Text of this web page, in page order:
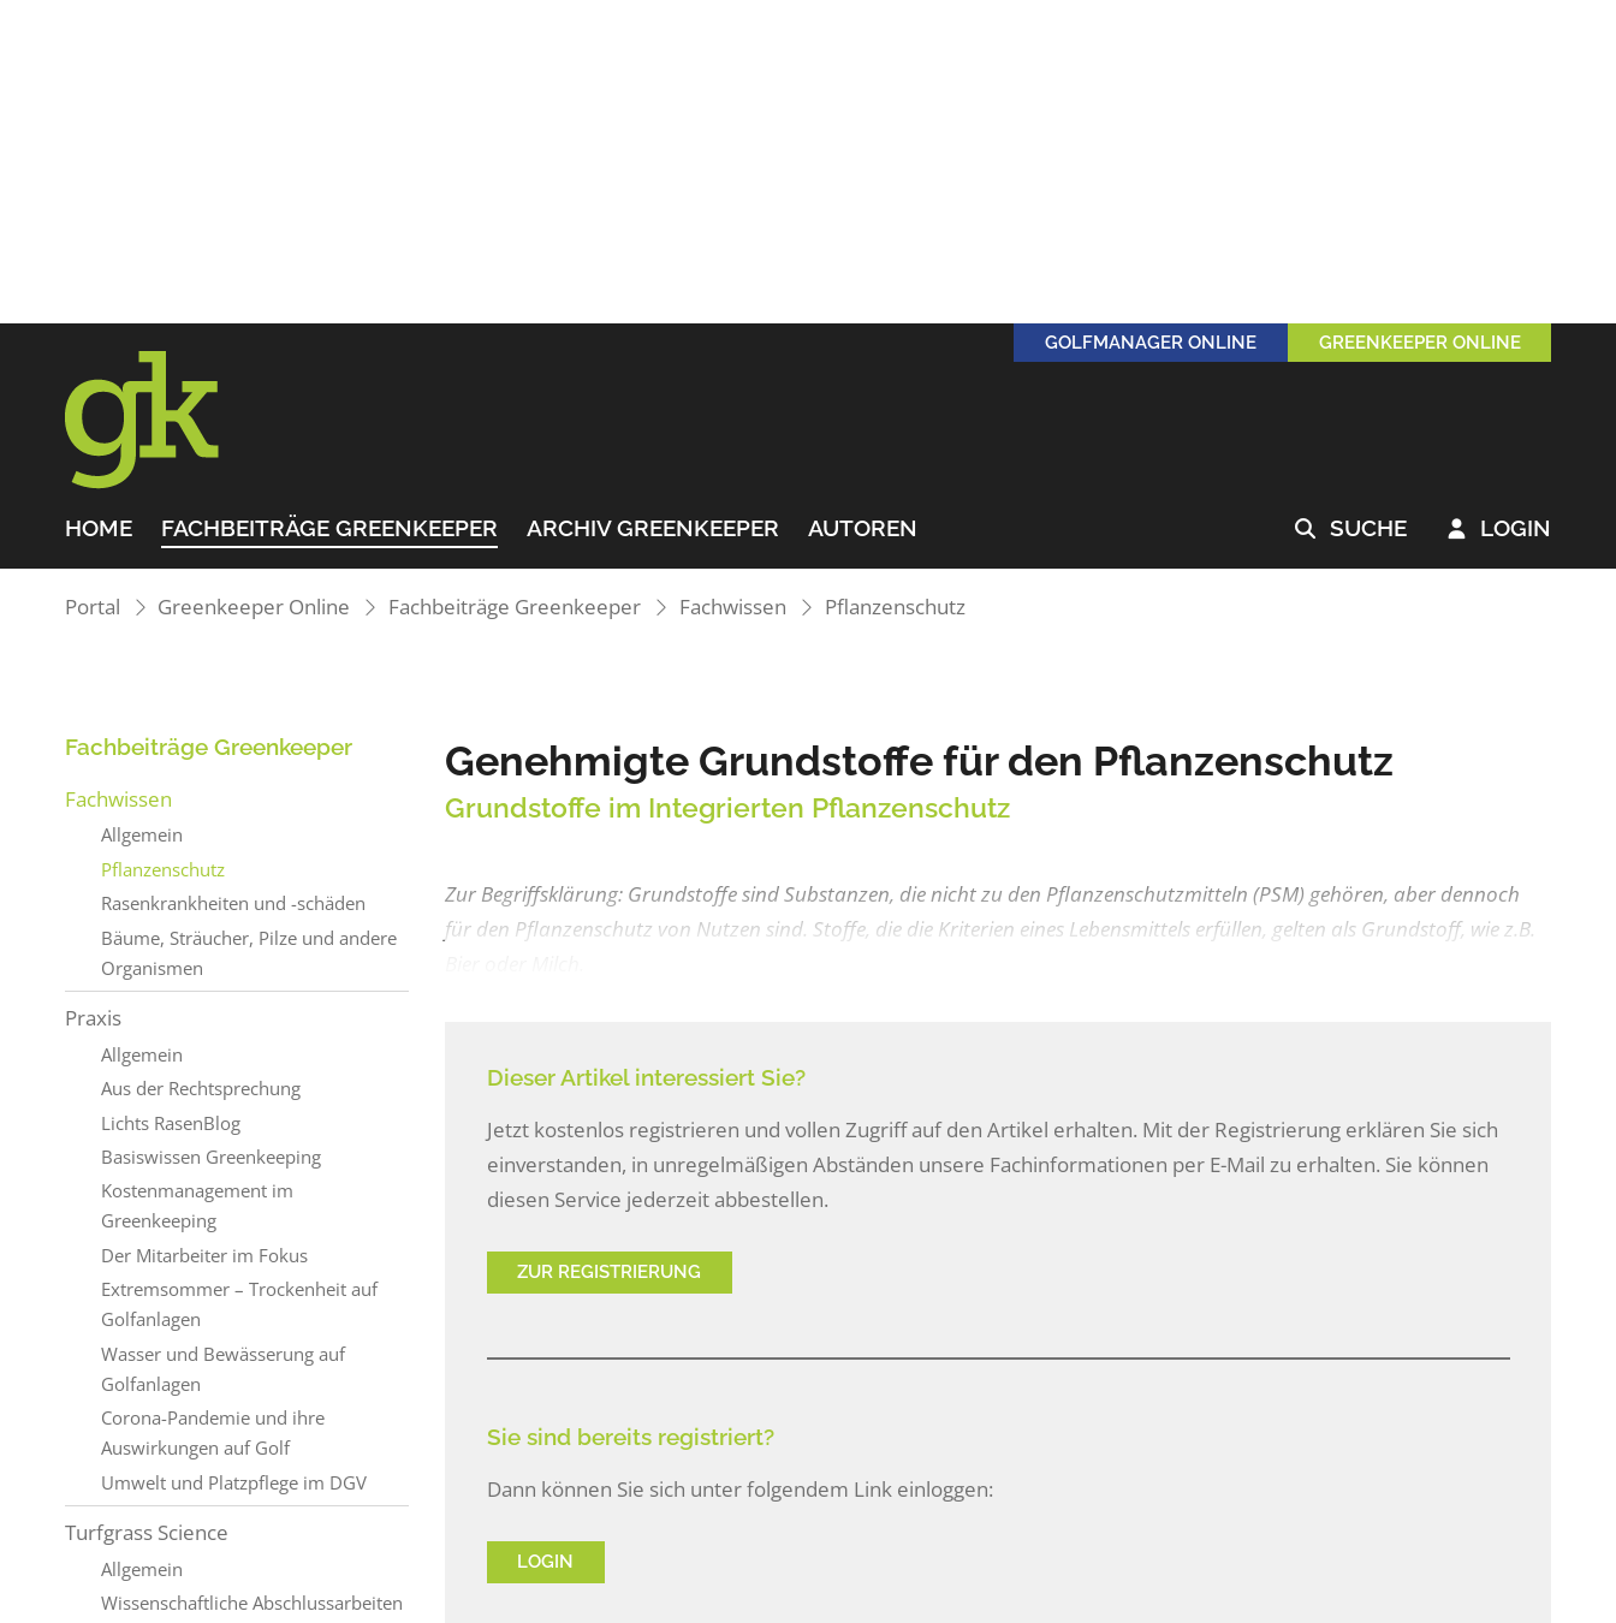
GOLFMANAGER ONLINE GREENKEEPER ONLINE
HOME FACHBEITRÄGE GREENKEEPER ARCHIV GREENKEEPER AUTOREN  SUCHE  LOGIN
Portal Greenkeeper Online Fachbeiträge Greenkeeper Fachwissen Pflanzenschutz
Genehmigte Grundstoffe für den Pflanzenschutz
Grundstoffe im Integrierten Pflanzenschutz
Zur Begriffsklärung: Grundstoffe sind Substanzen, die nicht zu den Pflanzenschutzmitteln (PSM) gehören, aber dennoch
für den Pflanzenschutz von Nutzen sind. Stoffe, die die Kriterien eines Lebensmittels erfüllen, gelten als Grundstoff, wie z.B.
Dieser Artikel interessiert Sie?
Jetzt kostenlos registrieren und vollen Zugriff auf den Artikel erhalten. Mit der Registrierung erklären Sie sich
einverstanden, in unregelmäßigen Abständen unsere Fachinformationen per E-Mail zu erhalten. Sie können
diesen Service jederzeit abbestellen.
ZUR REGISTRIERUNG
Sie sind bereits registriert?
Dann können Sie sich unter folgendem Link einloggen:
LOGIN
Fachbeiträge Greenkeeper
Fachwissen
Allgemein
Pflanzenschutz
Rasenkrankheiten und -schäden
Bäume, Sträucher, Pilze und andere
Organismen
Praxis
Allgemein
Aus der Rechtsprechung
Lichts RasenBlog
Basiswissen Greenkeeping
Kostenmanagement im
Greenkeeping
Der Mitarbeiter im Fokus
Extremsommer – Trockenheit auf
Golfanlagen
Wasser und Bewässerung auf
Golfanlagen
Corona-Pandemie und ihre
Auswirkungen auf Golf
Umwelt und Platzpflege im DGV
Turfgrass Science
Allgemein
Wissenschaftliche Abschlussarbeiten